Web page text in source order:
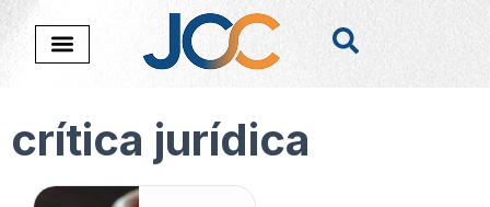
crítica jurídica